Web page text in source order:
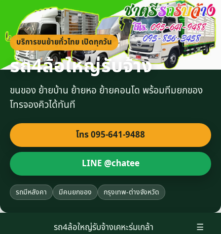
บริการขนย้ายทั่วไทย เปิดทุกวัน
รถ4ล้อใหญ่รับจ้าง
ขนของ ย้ายบ้าน ย้ายหอ ย้ายคอนโด พร้อมทีมยกของ
โทรจองคิวได้ทันที
โทร 095-641-9488
LINE @chatee
รถมีหลังคา มีคนยกของ กรุงเทพ-ต่างจังหวัด
☰
รถ4ล้อใหญ่รับจ้างเคหะร่มเกล้า